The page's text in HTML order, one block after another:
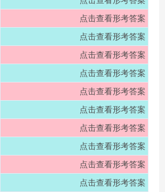
点击查看形考答案
点击查看形考答案
点击查看形考答案
点击查看形考答案
点击查看形考答案
点击查看形考答案
点击查看形考答案
点击查看形考答案
点击查看形考答案
点击查看形考答案